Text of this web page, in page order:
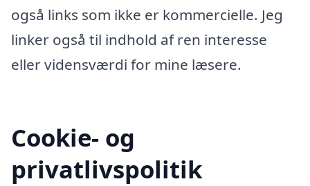
også links som ikke er kommercielle. Jeg
linker også til indhold af ren interesse
eller vidensværdi for mine læsere.
Cookie- og
privatlivspolitik